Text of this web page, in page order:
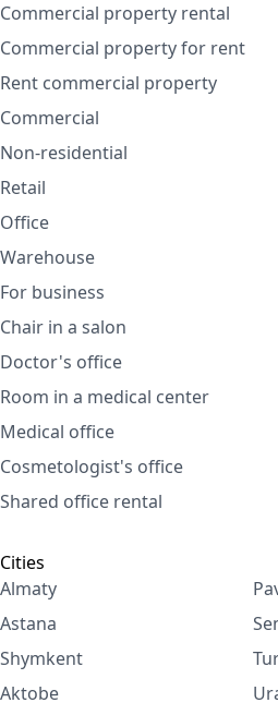
Commercial property rental
Commercial property for rent
Rent commercial property
Commercial
Non-residential
Retail
Office
Warehouse
For business
Chair in a salon
Doctor's office
Room in a medical center
Medical office
Cosmetologist's office
Shared office rental
Cities
Almaty
Astana
Shymkent
Aktobe